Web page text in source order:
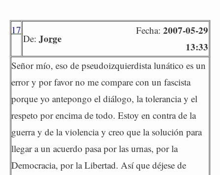
17
De: Jorge
Fecha: 2007-05-29
13:33
Señor mío, eso de pseudoizquierdista lunático es un
error y por favor no me compare con un fascista
porque yo antepongo el diálogo, la tolerancia y el
respeto por encima de todo. Estoy en contra de la
guerra y de la violencia y creo que la solución para
llegar a un acuerdo pasa por las urnas, por la
Democracia, por la Libertad. Así que déjese de